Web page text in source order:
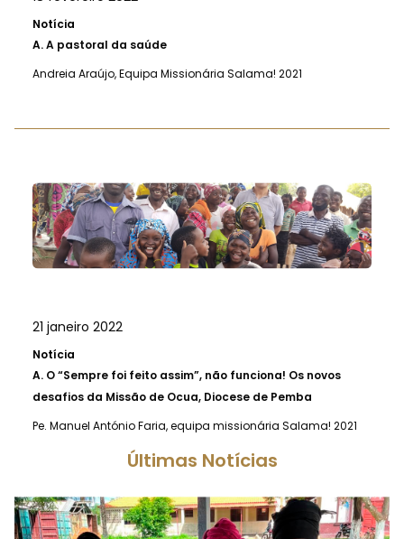
Notícia
A.A pastoral da saúde
Andreia Araújo, Equipa Missionária Salama! 2021
21 janeiro 2022
Notícia
A. O “Sempre foi feito assim”, não funciona! Os novos
desafios da Missão de Ocua, Diocese de Pemba
Pe. Manuel António Faria, equipa missionária Salama! 2021
Últimas Notícias